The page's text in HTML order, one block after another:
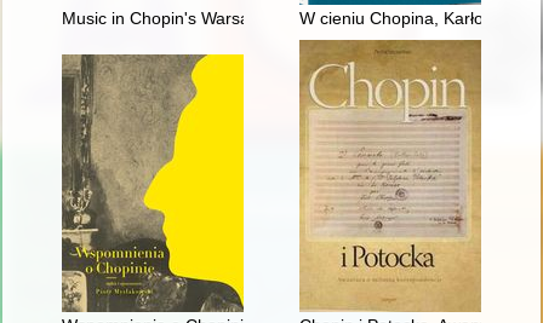
Music in Chopin's Warsaw W cieniu Chopina, Karłowicza